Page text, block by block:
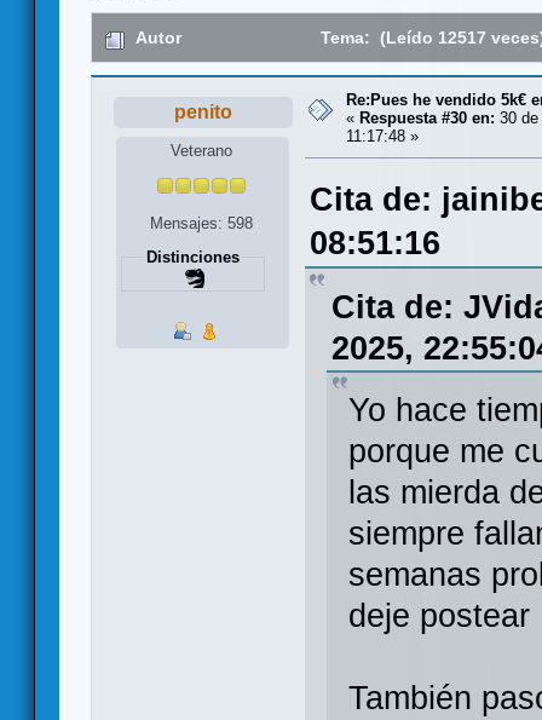
Autor Tema: (Leído 12517
penito
Veterano
Mensajes: 598
Distinciones
Re:Pues he vendido 5k€
« Respuesta #30 en: 30
11:17:48 »
Cita de:
08:51:16
Cita de:
2025,
Yo hace
porque me
las mierda
siempre
semanas
deje postear
También